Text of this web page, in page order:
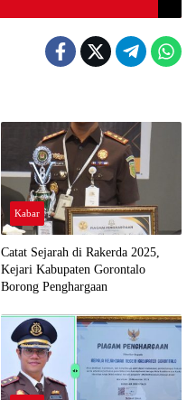
Kabar
Catat Sejarah di Rakerda 2025,
Kejari Kabupaten Gorontalo
Borong Penghargaan